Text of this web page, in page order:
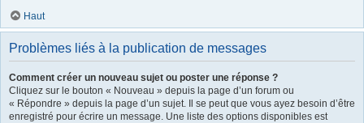
Haut
Problèmes liés à la publication de messages
Comment créer un nouveau sujet ou poster une réponse ?
Cliquez sur le bouton « Nouveau » depuis la page d’un forum ou
« Répondre » depuis la page d’un sujet. Il se peut que vous ayez besoin d’être
enregistré pour écrire un message. Une liste des options disponibles est